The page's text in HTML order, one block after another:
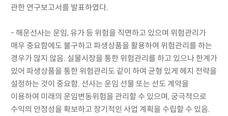
관한 연구보고서를 발표하였다.
- 해운선사는 운임, 유가 등 위험을 직면하고 있으며 위험관리가
매우 중요함에도 불구하고 파생상품을 활용하여 위험관리를 하는
경우가 많지 않음. 실물시장을 통한 위험관리를 하고 있으나 한계가
있어 파생상품을 통한 위험관리도 같이 하여 균형 있게 헤지 전략을
설정하는 것이 중요함. 선사는 운임 선물 또는 선도 계약을
이용하여 미래의 운임변동위험을 관리할 수 있으며, 궁극적으로
수익의 안정성을 확보하고 장기적인 사업 계획을 수립할 수 있음.